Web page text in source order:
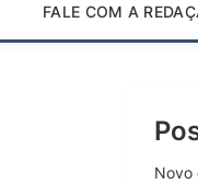
FALE COM A
Novo